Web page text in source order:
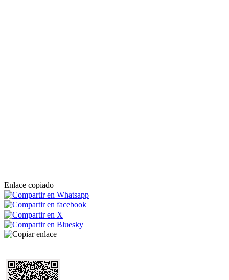
Enlace copiado